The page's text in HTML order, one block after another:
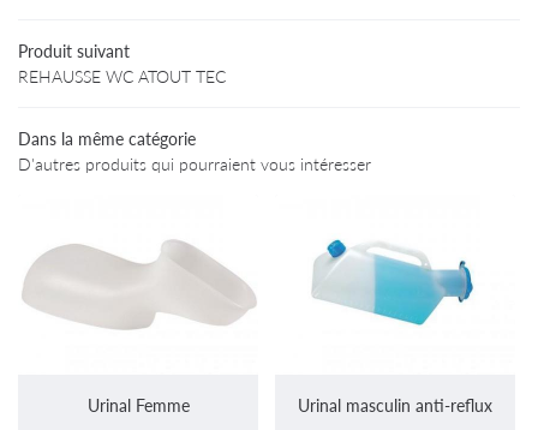
Produits
Produit suivant
REHAUSSE WC ATOUT TEC
Dans la même catégorie
D'autres produits qui pourraient vous intéresser
Urinal Femme Urinal masculin anti-reflux